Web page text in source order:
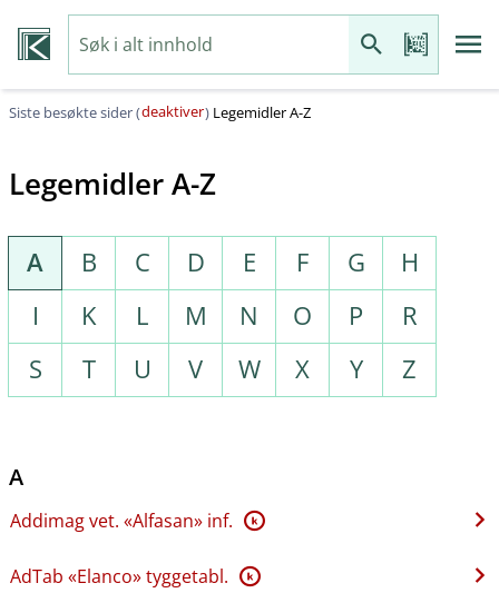
Siste besøkte sider (deaktiver) Legemidler A-Z
Legemidler A-Z
A B C D E F G
H
I
K L M N O P
R
S
T U V W X Y Z
A
Addimag vet. «Alfasan» inf. K
AdTab «Elanco» tyggetabl. K